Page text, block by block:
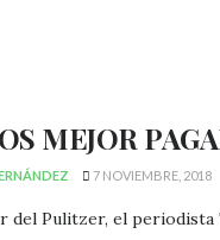
MEJOR
7 NOVIEMBRE, 2018
del Pulitzer, el periodista